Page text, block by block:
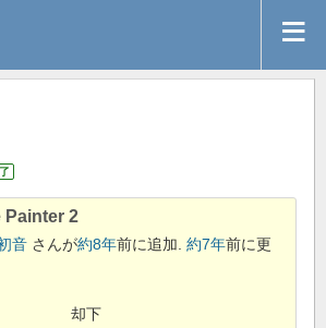
Painter 2
音 さんが約8年前に追加. 約7年前に更
却下